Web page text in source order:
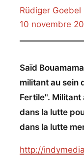
Rüdiger Goebel
10 novembre
Saïd
militant au sein
Fertile".
dans la lutte
dans la lutte
http://